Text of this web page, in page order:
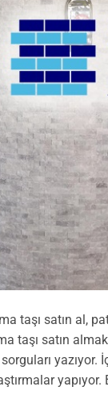
taşı satın al,
taşı satın